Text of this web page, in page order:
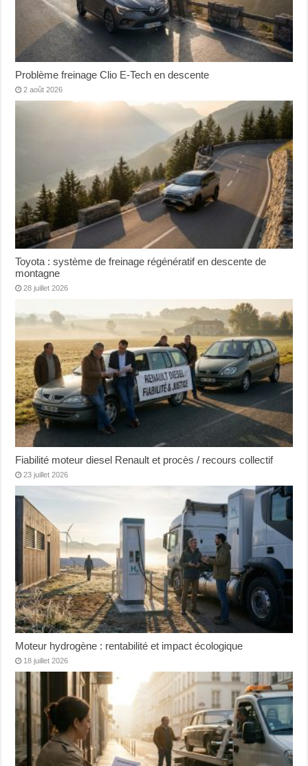
Problème freinage Clio E-Tech en descente
2 août 2026
Toyota : système de freinage régénératif en descente de
montagne
28 juillet 2026
Fiabilité moteur diesel Renault et procès / recours collectif
23 juillet 2026
Moteur hydrogène : rentabilité et impact écologique
18 juillet 2026